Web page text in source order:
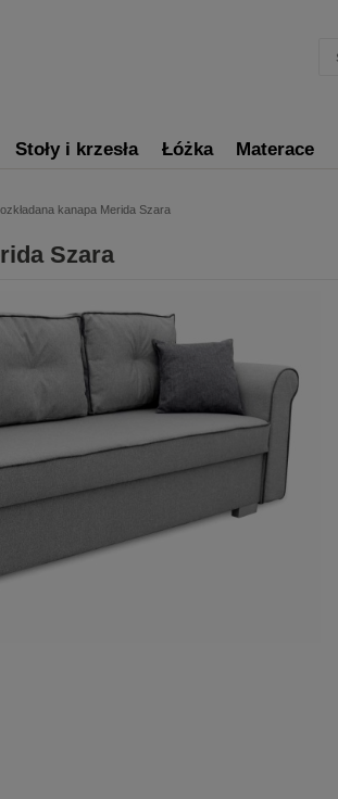
Stoły i krzesła Łóżka Materace
kanapa Merida Szara
Szara